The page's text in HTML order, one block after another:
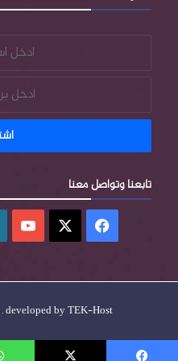
تابعنا وتواصل معنا
فيسبوك
developed byTEK-Host